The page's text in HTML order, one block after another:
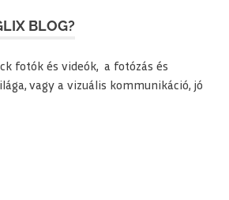
BLOG?
fotók és videók, a fotózás és
vagy a vizuális kommunikáció, jó